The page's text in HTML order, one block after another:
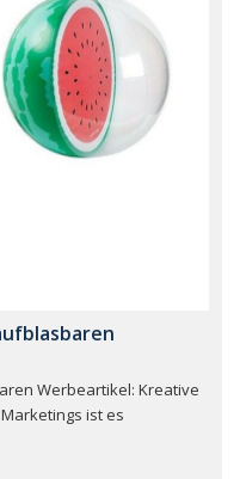
Werbeartikel: Kreative
ist es